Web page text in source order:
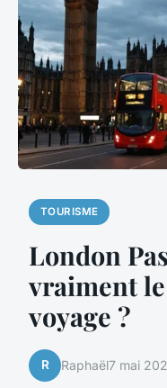
TOURISME
London
vraiment
voyage ?
R Raphaël7 mai